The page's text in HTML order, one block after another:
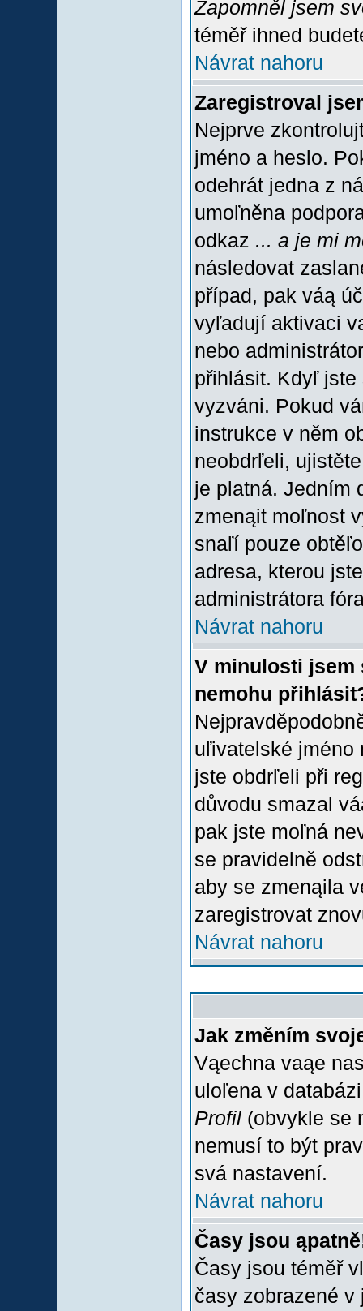
Zapomněl jsem
téměř ihned
Návrat nahoru
Zaregistroval
Nejprve
jméno a heslo.
odehrát jedna z
umoľněna
odkaz ... a je mi
následovat
případ, pak váą
vyľadují aktivaci
nebo
přihlásit. Kdyľ
vyzváni. Pokud
instrukce v něm
neobdrľeli,
je platná. Jedním
zmenąit moľnost
snaľí pouze
adresa, kterou
administrátora
Návrat nahoru
V minulosti jsem
nemohu
uľivatelské jméno
jste obdrľeli při
důvodu smazal
pak jste moľná
se pravidelně
aby se zmenąila
zaregistrovat
Návrat nahoru
Jak změním
Vąechna vaąe
uloľena v
Profil (obvykle se
nemusí to být
svá nastavení.
Návrat nahoru
Časy jsou
Časy jsou téměř
časy zobrazené